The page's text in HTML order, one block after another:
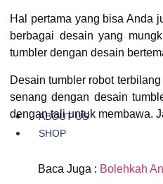
ABOUT US
SHOP
Hal pertama yang bisa Anda
berbagai desain yang
tumbler dengan desain
Desain tumbler robot
senang dengan desain
dengan tali untuk membawa.
Baca Juga : Bolehkah